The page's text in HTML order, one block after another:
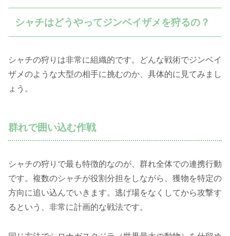
シャチはどうやってジンベイザメを狩るの？
シャチの狩りは非常に組織的です。どんな戦術でジンベイ
ザメのような大型の相手に挑むのか、具体的に見てみまし
ょう。
群れで囲い込む作戦
シャチの狩りで最も特徴的なのが、群れ全体での連携行動
です。複数のシャチが役割分担をしながら、獲物を特定の
方向に追い込んでいきます。逃げ場をなくしてから攻撃す
るという、非常に計画的な戦法です。